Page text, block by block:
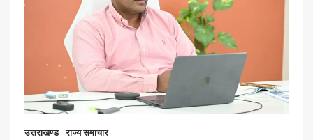
उत्तराखण्ड राज्य समाचार